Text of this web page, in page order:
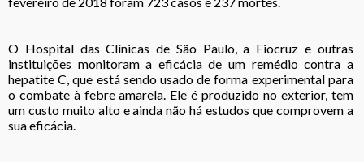
O Hospital das Clínicas de São Paulo, a Fiocruz e outras
instituições monitoram a eficácia de um remédio contra a
hepatite C, que está sendo usado de forma experimental para
o combate à febre amarela. Ele é produzido no exterior, tem
um custo muito alto e ainda não há estudos que comprovem a
sua eficácia.